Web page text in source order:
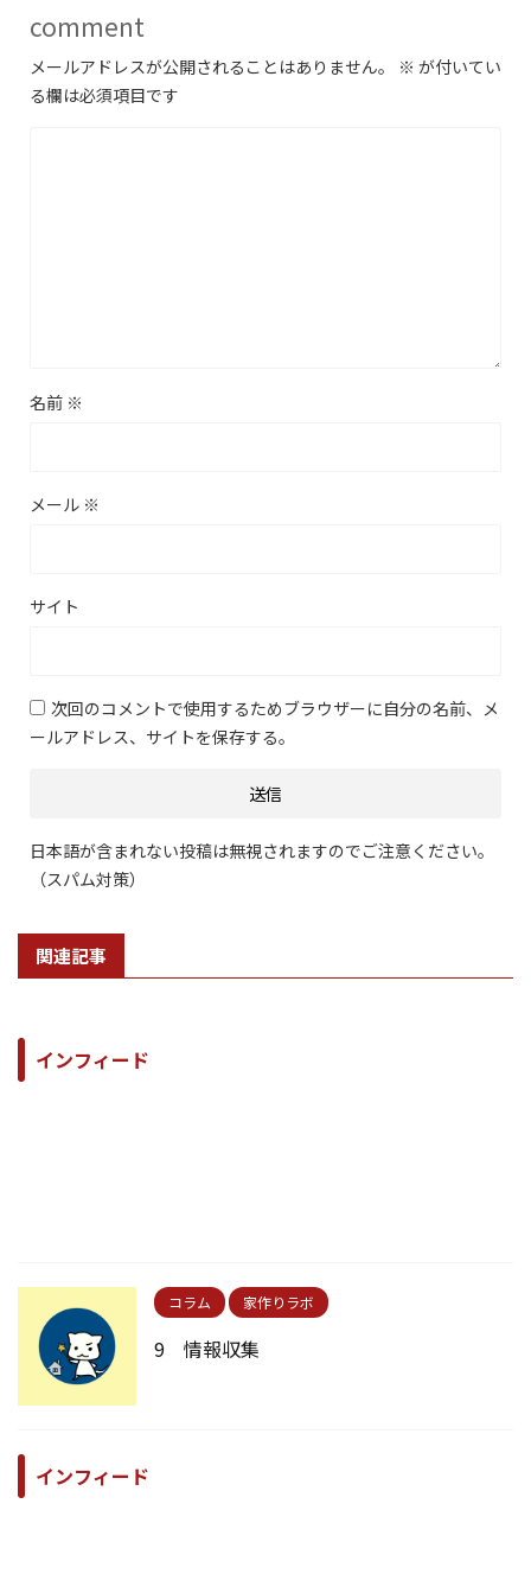
comment
メールアドレスが公開されることはありません。 ※ が付いてい
る欄は必須項目です
名前 ※
メール ※
サイト
次回のコメントで使用するためブラウザーに自分の名前、メ
ールアドレス、サイトを保存する。
日本語が含まれない投稿は無視されますのでご注意ください。
（スパム対策）
関連記事
インフィード
コラム 家作りラボ
9 情報収集
インフィード